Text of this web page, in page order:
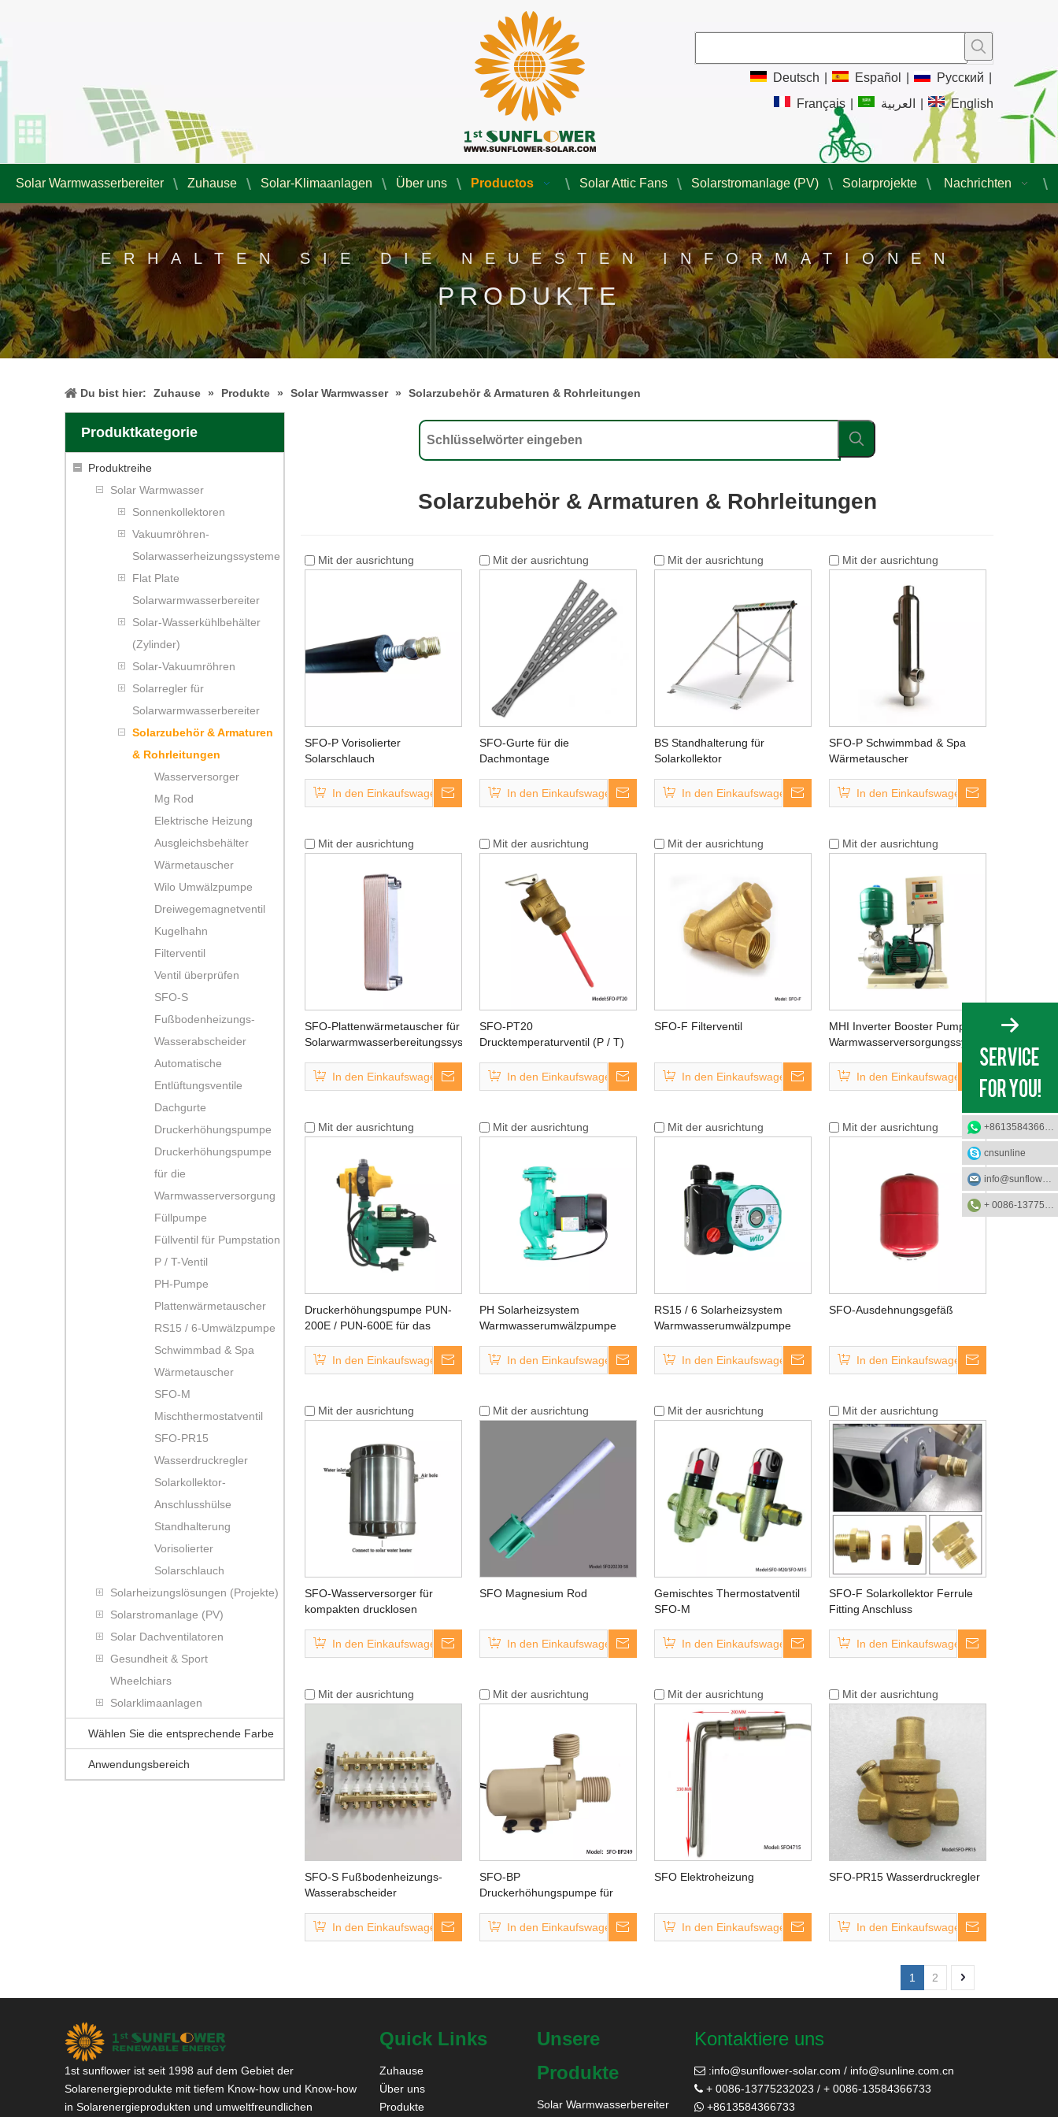
Deutsch Español Pусский
Français
العربية English
Solar Warmwasserbereiter Zuhause Solar-Klimaanlagen Über uns Productos Solar Attic Fans Solarstromanlage (PV) Solarprojekte Nachrichten
ERHALTEN SIE DIE NEUESTEN INFORMATIONEN
PRODUKTE
Du bist hier: Zuhause » Produkte » Solar Warmwasser » Solarzubehör & Armaturen & Rohrleitungen
Produktkategorie
Produktreihe
Solar Warmwasser
Sonnenkollektoren
Vakuumröhren-
Solarwasserheizungssysteme
Flat Plate
Solarwarmwasserbereiter
Solar-Wasserkühlbehälter
(Zylinder)
Solar-Vakuumröhren
Solarregler für
Solarwarmwasserbereiter
Solarzubehör & Armaturen
& Rohrleitungen
Wasserversorger
Mg Rod
Elektrische Heizung
Ausgleichsbehälter
Wärmetauscher
Wilo Umwälzpumpe
Dreiwegemagnetventil
Kugelhahn
Filterventil
Ventil überprüfen
SFO-S
Fußbodenheizungs-
Wasserabscheider
Automatische
Entlüftungsventile
Dachgurte
Druckerhöhungspumpe
Druckerhöhungspumpe
für die
Warmwasserversorgung
Füllpumpe
Füllventil für Pumpstation
P / T-Ventil
PH-Pumpe
Plattenwärmetauscher
RS15 / 6-Umwälzpumpe
Schwimmbad & Spa
Wärmetauscher
SFO-M
Mischthermostatventil
SFO-PR15
Wasserdruckregler
Solarkollektor-
Anschlusshülse
Standhalterung
Vorisolierter
Solarschlauch
Solarheizungslösungen (Projekte)
Solarstromanlage (PV)
Solar Dachventilatoren
Gesundheit & Sport
Wheelchiars
Solarklimaanlagen
Wählen Sie die entsprechende Farbe
Anwendungsbereich
Solarzubehör & Armaturen & Rohrleitungen
Mit der ausrichtung
SFO-P Vorisolierter
Solarschlauch
In den Einkaufswagen
Mit der ausrichtung
SFO-Gurte für die
Dachmontage
In den Einkaufswagen
Mit der ausrichtung
BS Standhalterung für
Solarkollektor
In den Einkaufswagen
Mit der ausrichtung
SFO-P Schwimmbad & Spa
Wärmetauscher
In den Einkaufswagen
Mit der ausrichtung
SFO-Plattenwärmetauscher für
Solarwarmwasserbereitungssystem
In den Einkaufswagen
Mit der ausrichtung
SFO-PT20
Drucktemperaturventil (P / T)
In den Einkaufswagen
Mit der ausrichtung
SFO-F Filterventil
In den Einkaufswagen
Mit der ausrichtung
MHI Inverter Booster Pump für
Warmwasserversorgungssystem
In den Einkaufswagen
Mit der ausrichtung
Druckerhöhungspumpe PUN-
200E / PUN-600E für das
In den Einkaufswagen
Mit der ausrichtung
PH Solarheizsystem
Warmwasserumwälzpumpe
In den Einkaufswagen
Mit der ausrichtung
RS15 / 6 Solarheizsystem
Warmwasserumwälzpumpe
In den Einkaufswagen
Mit der ausrichtung
SFO-Ausdehnungsgefäß
In den Einkaufswagen
Mit der ausrichtung
SFO-Wasserversorger für
kompakten drucklosen
In den Einkaufswagen
Mit der ausrichtung
SFO Magnesium Rod
In den Einkaufswagen
Mit der ausrichtung
Gemischtes Thermostatventil
SFO-M
In den Einkaufswagen
Mit der ausrichtung
SFO-F Solarkollektor Ferrule
Fitting Anschluss
In den Einkaufswagen
Mit der ausrichtung
SFO-S Fußbodenheizungs-
Wasserabscheider
In den Einkaufswagen
Mit der ausrichtung
SFO-BP
Druckerhöhungspumpe für
In den Einkaufswagen
Mit der ausrichtung
SFO Elektroheizung
In den Einkaufswagen
Mit der ausrichtung
SFO-PR15 Wasserdruckregler
In den Einkaufswagen
1 2
1st sunflower ist seit 1998 auf dem Gebiet der
Solarenergieprodukte mit tiefem Know-how und Know-how
in Solarenergieprodukten und umweltfreundlichen
Quick Links
Zuhause
Über uns
Produkte
Unsere
Produkte
Solar Warmwasserbereiter
Kontaktiere uns
 :info@sunflower-solar.com / info@sunline.com.cn
 + 0086-13775232023 / + 0086-13584366733
 +8613584366733
cnsunline